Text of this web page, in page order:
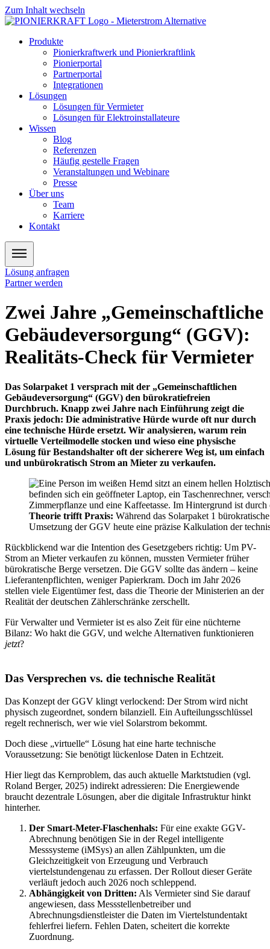
Zum Inhalt wechseln
Produkte
Pionierkraftwerk und Pionierkraftlink
Pionierportal
Partnerportal
Integrationen
Lösungen
Lösungen für Vermieter
Lösungen für Elektroinstallateure
Wissen
Blog
Referenzen
Häufig gestelle Fragen
Veranstaltungen und Webinare
Presse
Über uns
Team
Karriere
Kontakt
Lösung anfragen
Partner werden
Zwei Jahre „Gemeinschaftliche
Gebäudeversorgung“ (GGV):
Realitäts-Check für Vermieter
Das Solarpaket 1 versprach mit der „Gemeinschaftlichen
Gebäudeversorgung“ (GGV) den bürokratiefreien
Durchbruch. Knapp zwei Jahre nach Einführung zeigt die
Praxis jedoch: Die administrative Hürde wurde oft nur durch
eine technische Hürde ersetzt. Wir analysieren, warum rein
virtuelle Verteilmodelle stocken und wieso eine physische
Lösung für Bestandshalter oft der sicherere Weg ist, um einfach
und unbürokratisch Strom an Mieter zu verkaufen.
Theorie trifft Praxis: Während das Solarpaket 1
Umsetzung der GGV heute eine präzise Kalkulation der
Rückblickend war die Intention des Gesetzgebers richtig: Um PV-
Strom an Mieter verkaufen zu können, mussten Vermieter früher
bürokratische Berge versetzen. Die GGV sollte das ändern – keine
Lieferantenpflichten, weniger Papierkram. Doch im Jahr 2026
stellen viele Eigentümer fest, dass die Theorie der Ministerien an der
Realität der deutschen Zählerschränke zerschellt.
Für Verwalter und Vermieter ist es also Zeit für eine nüchterne
Bilanz: Wo hakt die GGV, und welche Alternativen funktionieren
jetzt?
Das Versprechen vs. die technische Realität
Das Konzept der GGV klingt verlockend: Der Strom wird nicht
physisch zugeordnet, sondern bilanziell. Ein Aufteilungsschlüssel
regelt rechnerisch, wer wie viel Solarstrom bekommt.
Doch diese „virtuelle“ Lösung hat eine harte technische
Voraussetzung: Sie benötigt lückenlose Daten in Echtzeit.
Hier liegt das Kernproblem, das auch aktuelle Marktstudien (vgl.
Roland Berger, 2025) indirekt adressieren: Die Energiewende
braucht dezentrale Lösungen, aber die digitale Infrastruktur hinkt
hinterher.
Der Smart-Meter-Flaschenhals: Für eine exakte GGV-
Abrechnung benötigen Sie in der Regel intelligente
Messsysteme (iMSys) an allen Zählpunkten, um die
Gleichzeitigkeit von Erzeugung und Verbrauch
viertelstundengenau zu erfassen. Der Rollout dieser Geräte
verläuft jedoch auch 2026 noch schleppend.
Abhängigkeit von Dritten: Als Vermieter sind Sie darauf
angewiesen, dass Messstellenbetreiber und
Abrechnungsdienstleister die Daten im Viertelstundentakt
fehlerfrei liefern. Fehlen Daten, scheitert die korrekte
Zuordnung.